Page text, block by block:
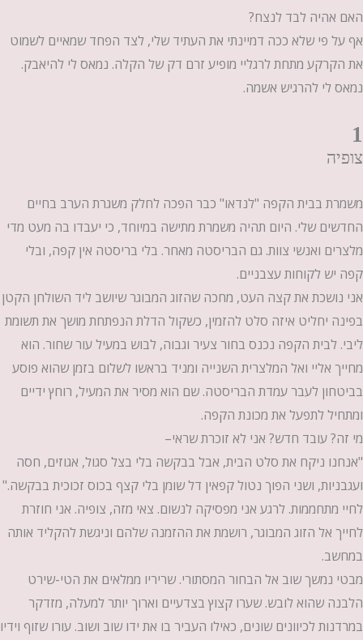
האם אהיה לבד לנצח?
אף על פי שלא ככה דמיינתי את העתיד שלי, לצד הפחד שמאיים לשמוט
את הקרקע מתחת לרגליי מופיע זרם דק של הקלה. נמאס לי להיאבק.
נמאס לי להרגיש אשמה.
1
צופיה
משמרת בבית הקפה "לנדאו" כבר הפכה לחלק משגרת הערב בחיים
החדשים שלי. היום תהיה משמרת מתישה במיוחד, כי יעבדו בה מעט מדי
מלצרים ואנשי צוות. גם הבריסטה מאחר. בלי בריסטה אין קפה, ובלי
קפה יש לקוחות עצבניים.
אני נושכת את קצה העט, מחכה שהזוג המבוגר שיושב ליד השולחן הקטן
בפינה יחליט איזה סלט להזמין, כשקול הדלת הנפתחת מושך את תשומת
ליבי. לבית הקפה נכנס בחור צעיר וגבוה, לבוש במעיל עור שחור. הוא
מחייך אליי ואל המלצרית השנייה ומניד בראשו לשלום בזמן שהוא פוסע
בביטחון לעבר עמדת הבריסטה. שם הוא מסיר את המעיל, רוחץ ידיים
ומתחיל לתפעל את מכונת הקפה.
מי זה? עובד חדש? אני לא זוכרת שראי–
"אנחנו ניקח את סלט הבית, אבל בבקשה בלי בצל סגול, אגוזים, חסה
ועגבניות, ושני הפוך נטול קפאין דל שומן בלי קצף בכוס זכוכית בבקשה."
לחיי מתחממות. לרגע אני מפסיקה לנשום. צאי מזה, צופיה. אני חוזרת
לחייך אל הזוג המבוגר, רושמת את ההזמנה שלהם וניגשת להקליד אותה
במחשב.
מבטי נמשך שוב אל הבחור המסתורי. שריריו ממלאים את הטי-שירט
הלבנה שהוא לובש. שערו קצוץ בצדעיים וארוך יותר למעלה, מזדקר
במרדנות לכיוונים שונים, כאילו העביר בו את ידו שוב ושוב. עורו שזוף וידיו